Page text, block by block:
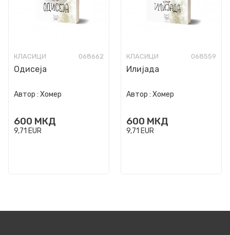
КЛАСИЦИ 068662
Одисеја
Автор : Хомер
600 МКД
9,71 EUR
КЛАСИЦИ 068559
Илијада
Автор : Хомер
600 МКД
9,71 EUR